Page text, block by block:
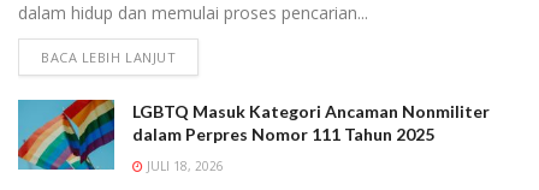
dalam hidup dan memulai proses pencarian...
BACA LEBIH LANJUT
LGBTQ Masuk Kategori Ancaman Nonmiliter
dalam Perpres Nomor 111 Tahun 2025
JULI 18, 2026